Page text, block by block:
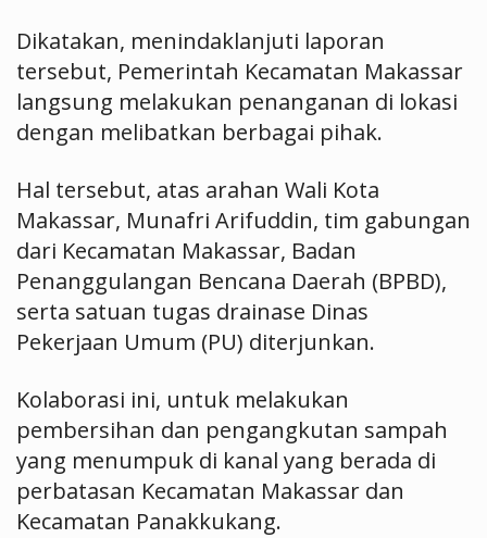
Dikatakan, menindaklanjuti laporan
tersebut, Pemerintah Kecamatan Makassar
langsung melakukan penanganan di lokasi
dengan melibatkan berbagai pihak.
Hal tersebut, atas arahan Wali Kota
Makassar, Munafri Arifuddin, tim gabungan
dari Kecamatan Makassar, Badan
Penanggulangan Bencana Daerah (BPBD),
serta satuan tugas drainase Dinas
Pekerjaan Umum (PU) diterjunkan.
Kolaborasi ini, untuk melakukan
pembersihan dan pengangkutan sampah
yang menumpuk di kanal yang berada di
perbatasan Kecamatan Makassar dan
Kecamatan Panakkukang.